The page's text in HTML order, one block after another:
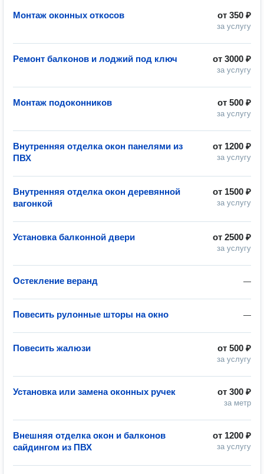
от 350 ₽
за услугу
Монтаж оконных откосов
от 3000 ₽
за услугу
Ремонт балконов и лоджий под ключ
от 500 ₽
за услугу
Монтаж подоконников
от 1200 ₽
за услугу
Внутренняя отделка окон панелями из
ПВХ
от 1500 ₽
за услугу
Внутренняя отделка окон деревянной
вагонкой
от 2500 ₽
за услугу
Установка балконной двери
—
Остекление веранд
—
Повесить рулонные шторы на окно
от 500 ₽
за услугу
Повесить жалюзи
от 300 ₽
за метр
Установка или замена оконных ручек
от 1200 ₽
за услугу
Внешняя отделка окон и балконов
сайдингом из ПВХ